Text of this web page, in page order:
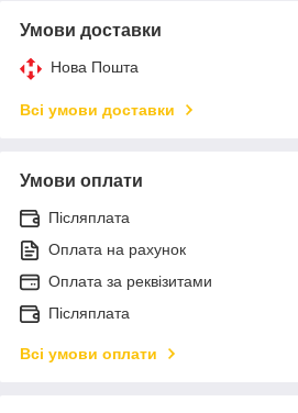
Умови доставки
Нова Пошта
Всі умови доставки
Умови оплати
Післяплата
Оплата на рахунок
Оплата за реквізитами
Післяплата
Всі умови оплати